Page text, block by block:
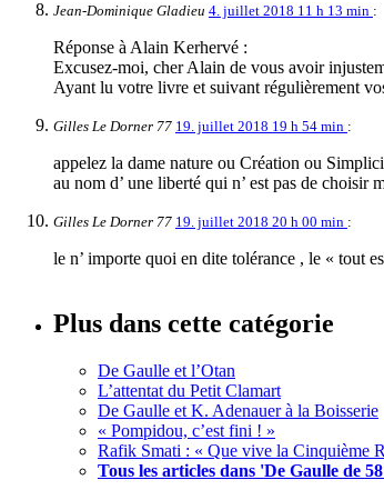
Jean-Dominique Gladieu 4. juillet 2018 11 h 13 min :
Réponse à Alain Kerhervé :
Excusez-moi, cher Alain de vous avoir
Ayant lu votre livre et suivant régulièrement
Gilles Le Dorner 77 19. juillet 2018 19 h 54 min :
appelez la dame nature ou Création ou
au nom d’ une liberté qui n’ est pas de choisir
Gilles Le Dorner 77 19. juillet 2018 20 h 00 min :
le n’ importe quoi en dite tolérance , le « tout
Plus dans cette catégorie
De Gaulle et l’Otan
L’attentat du Petit Clamart
De Gaulle et K. Adenauer à la Boisserie
« Pompidou, c’est fini ! »
Rafik Smati : « Que vive la Cinquième
Tous les articles dans 'De Gaulle de